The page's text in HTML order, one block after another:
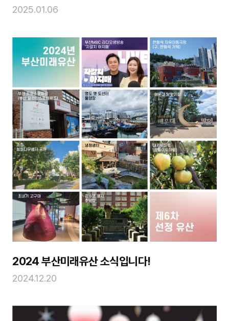
2025.01.06
2024 부산미래유산 소식입니다!
2024.12.20